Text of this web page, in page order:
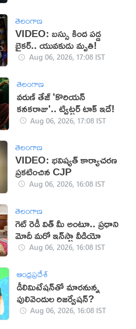
తెలంగాణ
VIDEO: బస్సు కింద పడ్డ
బైకర్.. యువకుడు మృతి!
Aug 06, 2026, 17:08 IST
తెలంగాణ
వరుణ్ తేజ్ 'కొరియన్
కనకరాజు'.. ట్విట్టర్ టాక్ ఇదే!
Aug 06, 2026, 17:08 IST
తెలంగాణ
VIDEO: భవిష్యత్ కార్యాచరణ
ప్రకటించిన CJP
Aug 06, 2026, 16:08 IST
తెలంగాణ
గెట్ రెడీ విత్ మీ అంటూ.. ప్రధాని
మోదీ మరో ఇన్‌స్టా వీడియో
Aug 06, 2026, 16:08 IST
ఆంధ్రప్రదేశ్
డీలిమిటేషన్‌తో మారనున్న
పులివెందుల రిజర్వేషన్?
Aug 06, 2026, 16:08 IST